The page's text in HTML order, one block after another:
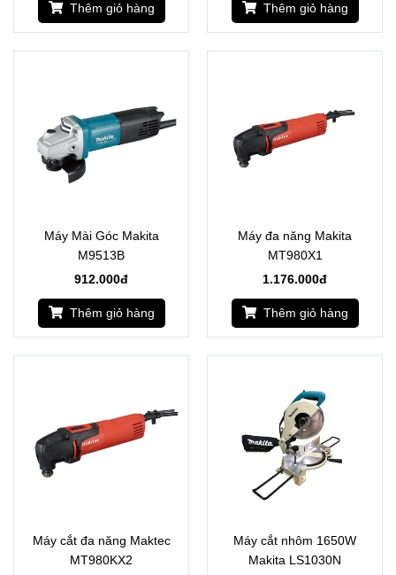
Thêm giỏ hàng Thêm giỏ hàng
Máy Mài Góc Makita
M9513B
912.000đ
Thêm giỏ hàng
Máy đa năng Makita
MT980X1
1.176.000đ
Thêm giỏ hàng
Máy cắt đa năng Maktec
MT980KX2
Máy cắt nhôm 1650W
Makita LS1030N